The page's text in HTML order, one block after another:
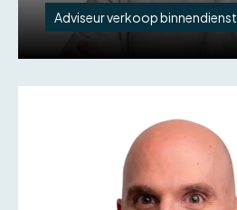
Adviseur verkoop binnendienst